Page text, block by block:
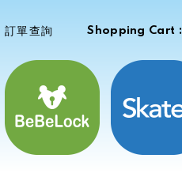
訂單查詢 Shopping Cart :